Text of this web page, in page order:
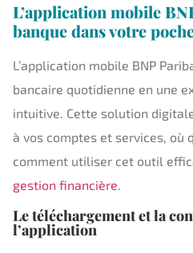
L’application mobile
banque dans votre
L’application mobile BNP
bancaire quotidienne en une
intuitive. Cette solution
à vos comptes et services, où
comment utiliser cet outil
gestion financière.
Le téléchargement et la
l’application